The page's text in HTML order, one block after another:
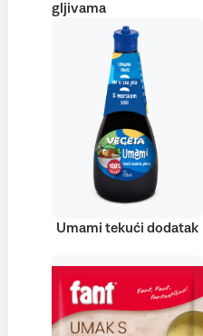
gljivama
Umami tekući dodatak